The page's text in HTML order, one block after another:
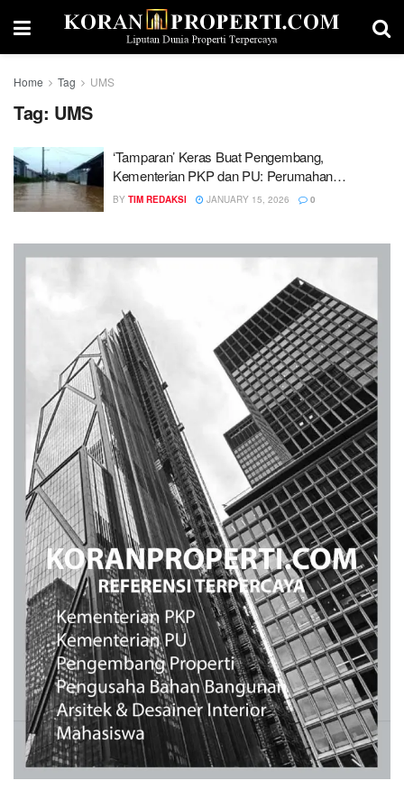
Home Tag UMS
Tag: UMS
‘Tamparan’ Keras Buat Pengembang,
Kementerian PKP dan PU: Perumahan
Jabodetabek Banjir, Para Ahli Sebut Ini…
BY TIM REDAKSI JANUARY 15, 2026 0